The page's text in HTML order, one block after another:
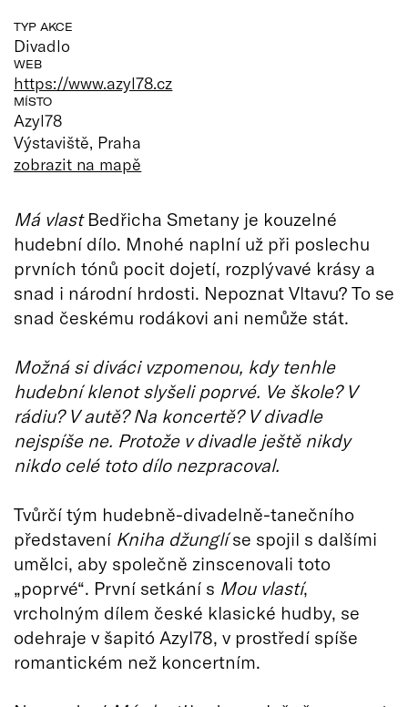
TYP AKCE
Divadlo
WEB
https://www.azyl78.cz
MÍSTO
Azyl78
Výstaviště, Praha
zobrazit na mapě
Má vlastBedřicha Smetany je kouzelné
hudební dílo. Mnohé naplní už při poslechu
prvních tónů pocit dojetí, rozplývavé krásy a
snad i národní hrdosti. Nepoznat Vltavu? To se
snad českému rodákovi ani nemůže stát.
Možná si diváci vzpomenou, kdy tenhle
hudební klenot slyšeli poprvé. Ve škole? V
rádiu? V autě? Na koncertě? V divadle
nejspíše ne. Protože v divadle ještě nikdy
nikdo celé toto dílo nezpracoval.
Tvůrčí tým hudebně-divadelně-tanečního
představení Kniha džunglíse spojil s dalšími
umělci, aby společně zinscenovali toto
„poprvé“. První setkání s Mou vlastí,
vrcholným dílem české klasické hudby, se
odehraje v šapitó Azyl78, v prostředí spíše
romantickém než koncertním.